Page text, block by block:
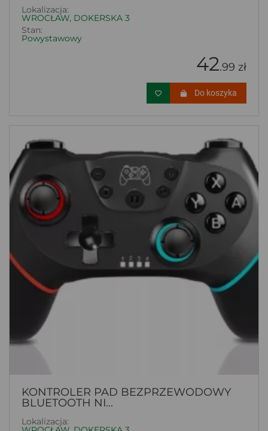
Lokalizacja:
WROCŁAW, DOKERSKA 3
Stan:
Powystawowy
42.99 zł
Do koszyka
KONTROLER PAD BEZPRZEWODOWY
BLUETOOTH NI...
Lokalizacja: